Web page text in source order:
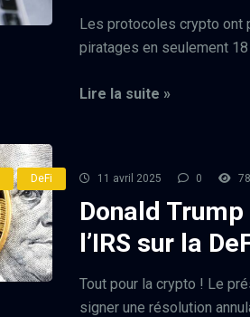
Les protocoles crypto ont
piratages en seulement 18
Lire la suite »
DeFi 11 avril 2025 0
Donald
l’IRS sur la
Tout pour la crypto ! Le
signer une résolution